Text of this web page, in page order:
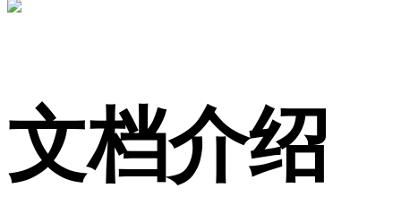
文档介绍